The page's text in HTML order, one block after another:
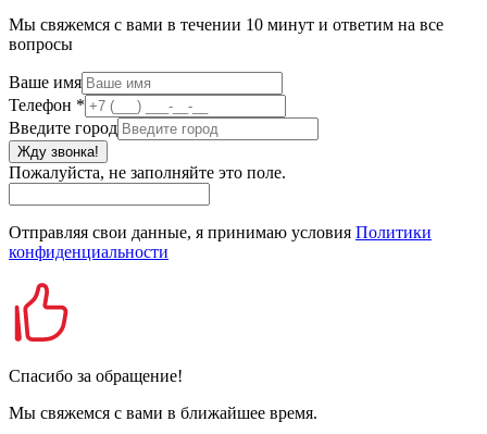
Мы свяжемся с вами в течении 10 минут и ответим на все
вопросы
Ваше имя
Телефон *
Введите город
Жду звонка!
Пожалуйста, не заполняйте это поле.
Отправляя свои данные, я принимаю условия Политики
конфиденциальности
Спасибо за обращение!
Мы свяжемся с вами в ближайшее время.